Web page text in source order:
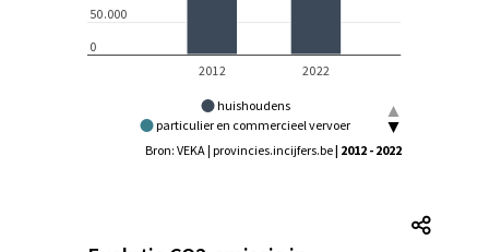
huishoudens
particulier en commercieel vervoer
openbaar vervoer
tertiair
Bron: VEKA | provincies.incijfers.be| 2012 - 2022